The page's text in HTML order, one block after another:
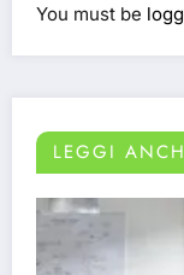
You must be
LEGGI